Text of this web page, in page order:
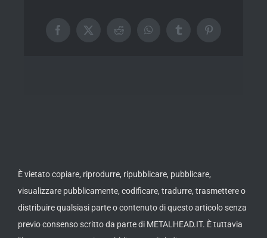
Facebook
X RedditWhatsAppTumblrPinterest
È vietato copiare, riprodurre, ripubblicare, pubblicare,
visualizzare pubblicamente, codificare, tradurre, trasmettere o
distribuire qualsiasi parte o contenuto di questo articolo senza
previo consenso scritto da parte di METALHEAD.IT. È tuttavia